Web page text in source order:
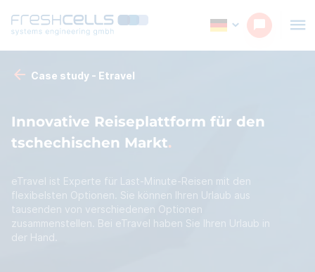
Case study - Etravel
Innovative Reiseplattform für den
tschechischen Markt
eTravel ist Experte für Last-Minute-Reisen mit den
flexibelsten Optionen. Sie können Ihren Urlaub aus
tausenden von verschiedenen Optionen
zusammenstellen. Bei eTravel haben Sie Ihren Urlaub in
der Hand.